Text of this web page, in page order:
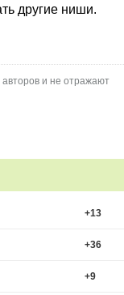
другие ниши.
и не отражают
+13
+36
+9